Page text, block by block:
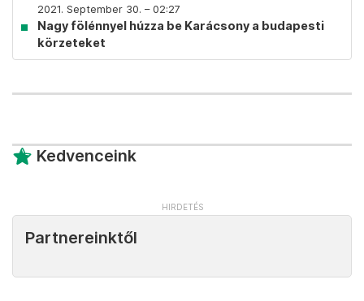
2021. September 30. – 02:27
Nagy fölénnyel húzza be Karácsony a budapesti
körzeteket
Kedvenceink
Partnereinktől